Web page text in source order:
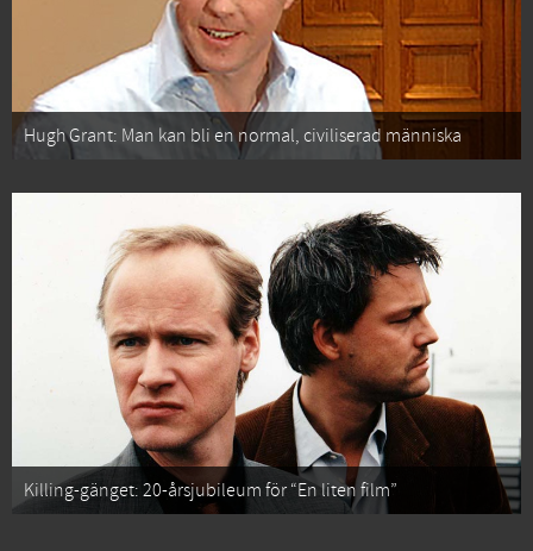
Hugh Grant: Man kan bli en normal, civiliserad människa
Killing-gänget: 20-årsjubileum för “En liten film”